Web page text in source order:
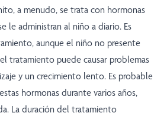
a menudo, se trata con hormonas
le administran al niño a diario. Es
aunque el niño no presente
tratamiento puede causar problemas
y un crecimiento lento. Es probable
hormonas durante varios años,
La duración del tratamiento